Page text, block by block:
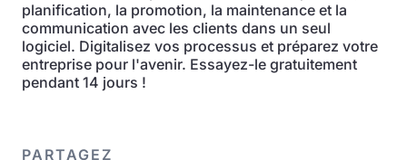
planification, la promotion, la maintenance et la
communication avec les clients dans un seul
logiciel. Digitalisez vos processus et préparez votre
entreprise pour l'avenir. Essayez-le gratuitement
pendant 14 jours !
PARTAGEZ